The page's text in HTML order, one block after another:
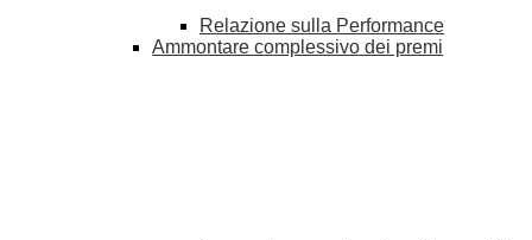
Relazione sulla Performance
Ammontare complessivo dei premi